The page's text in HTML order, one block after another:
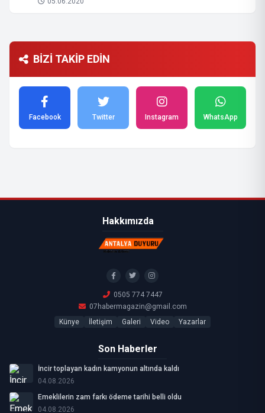
BİZİ TAKİP EDİN
Facebook Twitter Instagram WhatsApp
Hakkımızda
0505 774 7447
07habermagazin@gmail.com
Künye
İletişim Galeri Video Yazarlar
Son Haberler
İncir toplayan kadın kamyonun altında kaldı
04.08.2026
Emeklilerin zam farkı ödeme tarihi belli oldu
04.08.2026